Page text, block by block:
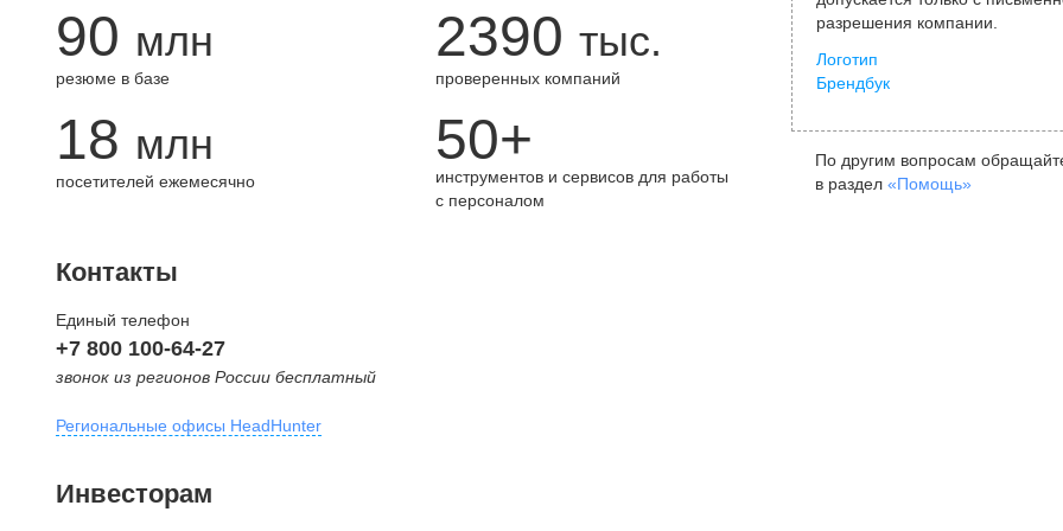
90 млн
резюме в базе
2390 тыс.
проверенных компаний
18 млн
посетителей ежемесячно
50+
инструментов и сервисов для работы
с персоналом
разрешения компании.
Логотип
Брендбук
По другим вопросам
в раздел «Помощь»
Контакты
Единый телефон
+7 800 100-64-27
звонок из регионов России бесплатный
Региональные офисы HeadHunter
внутригородская территория
Инвесторам